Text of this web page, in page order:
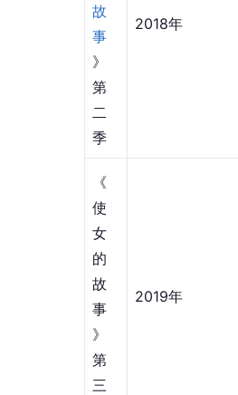
故
事
》
第
二
季
2018年
《
使
女
的
故
事
》
第
三
2019年